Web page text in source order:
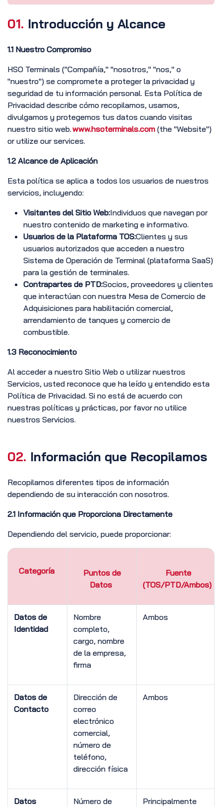
01. Introducción y Alcance
1.1 Nuestro Compromiso
HSO Terminals ("Compañía," "nosotros," "nos," o
"nuestro") se compromete a proteger la privacidad y
seguridad de tu información personal. Esta Política de
Privacidad describe cómo recopilamos, usamos,
divulgamos y protegemos tus datos cuando visitas
nuestro sitio web.www.hsoterminals.com (the "Website")
or utilize our services.
1.2 Alcance de Aplicación
Esta política se aplica a todos los usuarios de nuestros
servicios, incluyendo:
Visitantes del Sitio Web:Individuos que navegan por
nuestro contenido de marketing e informativo.
Usuarios de la Plataforma TOS:Clientes y sus
usuarios autorizados que acceden a nuestro
Sistema de Operación de Terminal (plataforma SaaS)
para la gestión de terminales.
Contrapartes de PTD:Socios, proveedores y clientes
que interactúan con nuestra Mesa de Comercio de
Adquisiciones para habilitación comercial,
arrendamiento de tanques y comercio de
combustible.
1.3 Reconocimiento
Al acceder a nuestro Sitio Web o utilizar nuestros
Servicios, usted reconoce que ha leído y entendido esta
Política de Privacidad. Si no está de acuerdo con
nuestras políticas y prácticas, por favor no utilice
nuestros Servicios.
02. Información que Recopilamos
Recopilamos diferentes tipos de información
dependiendo de su interacción con nosotros.
2.1 Información que Proporciona Directamente
Dependiendo del servicio, puede proporcionar:
Categoría
Puntos de
Datos
Fuente
(TOS/PTD/Ambos)
Datos de
Identidad
Nombre
completo,
cargo, nombre
de la empresa,
firma
Ambos
Datos de
Contacto
Dirección de
correo
electrónico
comercial,
número de
teléfono,
dirección física
Ambos
Datos
Número de
Principalmente